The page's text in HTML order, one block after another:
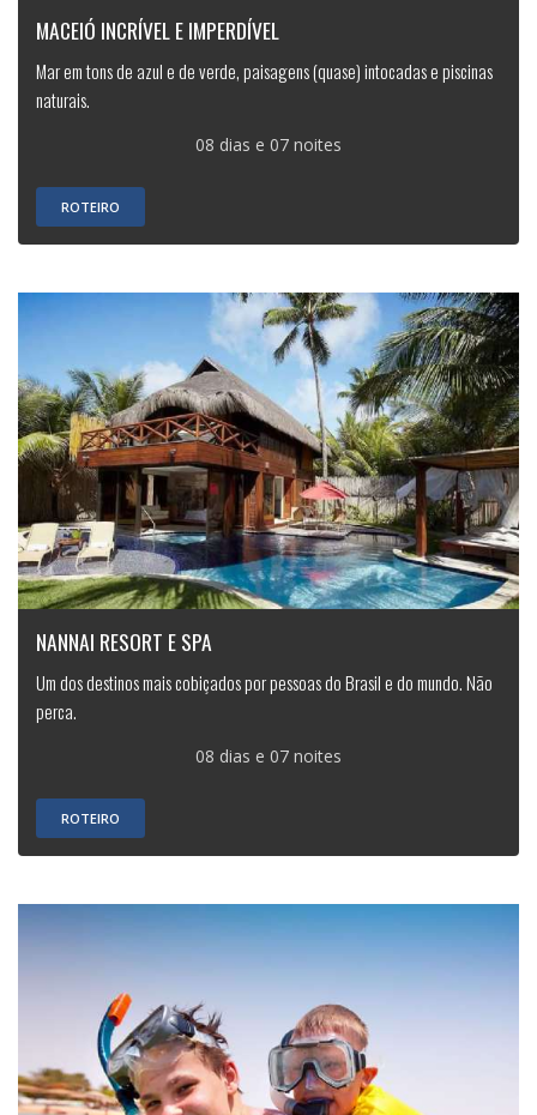
MACEIÓ INCRÍVEL E IMPERDÍVEL
Mar em tons de azul e de verde, paisagens (quase) intocadas e piscinas
naturais.
08 dias e 07 noites
ROTEIRO
NANNAI RESORT E SPA
Um dos destinos mais cobiçados por pessoas do Brasil e do mundo. Não
perca.
08 dias e 07 noites
ROTEIRO